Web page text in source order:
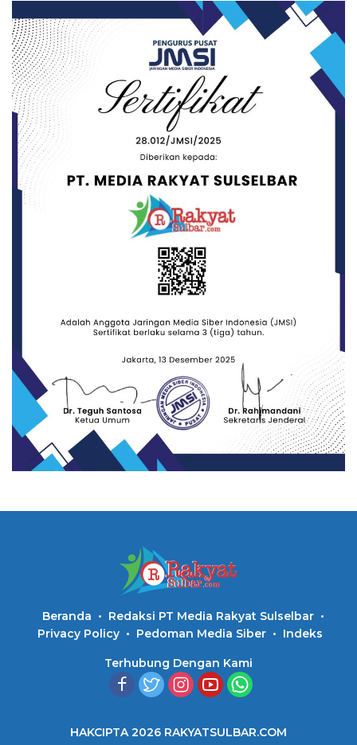
Beranda
Redaksi PT Media Rakyat Sulselbar
Privacy Policy
Pedoman Media Siber Indeks
Terhubung Dengan Kami
HAKCIPTA 2026 RAKYATSULBAR.COM